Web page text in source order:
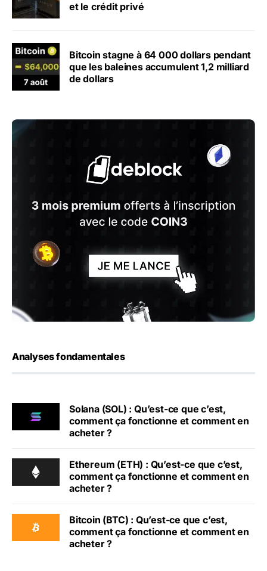
et le crédit privé
Bitcoin stagne à 64 000 dollars pendant
que les baleines accumulent 1,2 milliard
de dollars
Analyses fondamentales
Solana (SOL) : Qu’est-ce que c’est,
comment ça fonctionne et comment en
acheter ?
Ethereum (ETH) : Qu’est-ce que c’est,
comment ça fonctionne et comment en
acheter ?
Bitcoin (BTC) : Qu’est-ce que c’est,
comment ça fonctionne et comment en
acheter ?